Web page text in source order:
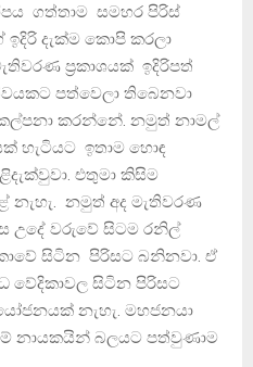
ගත්තාම සමහර පිරිස්
ඉදිරි දැක්ම කොපි කරලා
ප්‍රකාශයක් ඉදිරිපත්
පත්වෙලා තිබෙනවා
කරන්නේ. නමුත් නාමල්
හැටියට ඉතාම හොඳ
එතුමා කිසිම
නමුත් අද මැතිවරණ
උදේ වරුවේ සිටම රනිල්
සිටින පිරිසට බනිනවා. ඒ
වේදිකාවල සිටින පිරිසට
නැහැ. මහජනයා
නායකයින් බලයට පත්වුණාම